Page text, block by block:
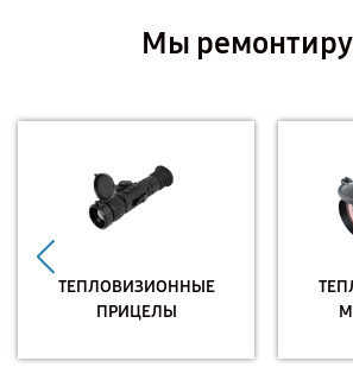
Мы
ТЕПЛОВИЗИОННЫЕ
ПРИЦЕЛЫ